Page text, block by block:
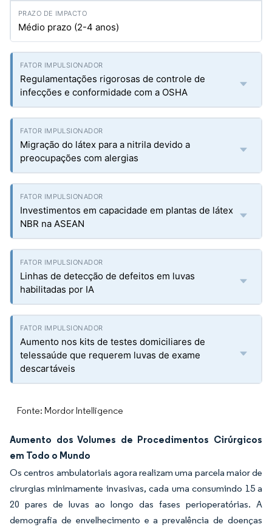
Médio prazo (2-4 anos)
Regulamentações rigorosas de controle de
infecções e conformidade com a OSHA
Migração do látex para a nitrila devido a
preocupações com alergias
Investimentos em capacidade em plantas de látex
NBR na ASEAN
Linhas de detecção de defeitos em luvas
habilitadas por IA
Aumento nos kits de testes domiciliares de
telessaúde que requerem luvas de exame
descartáveis
Fonte: Mordor Intelligence
Aumento dos Volumes de Procedimentos Cirúrgicos
em Todo o Mundo
Os centros ambulatoriais agora realizam uma parcela maior de
cirurgias minimamente invasivas, cada uma consumindo 15 a
20 pares de luvas ao longo das fases perioperatórias. A
demografia de envelhecimento e a prevalência de doenças